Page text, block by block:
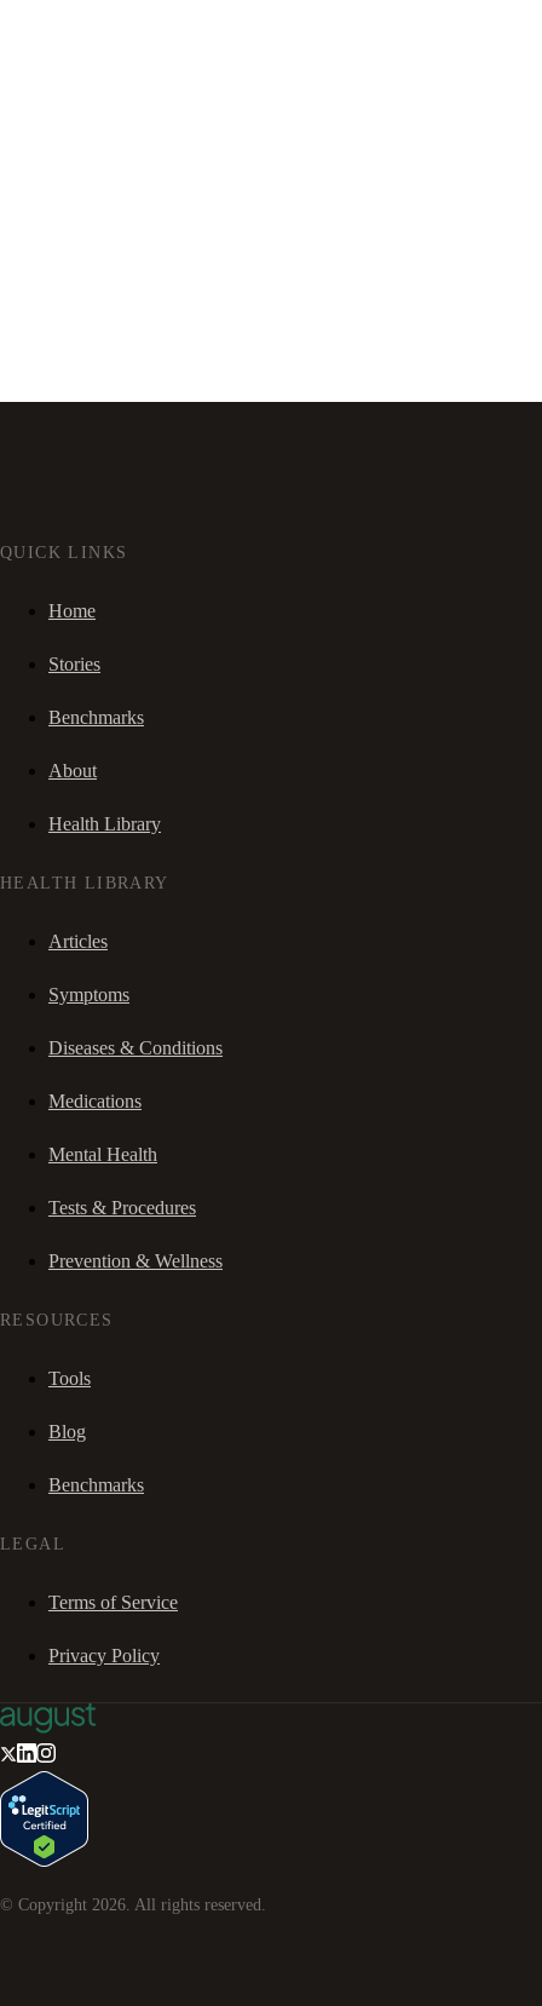
QUICK LINKS
Home
Stories
Benchmarks
About
Health Library
HEALTH LIBRARY
Articles
Symptoms
Diseases & Conditions
Medications
Mental Health
Tests & Procedures
Prevention & Wellness
RESOURCES
Tools
Blog
Benchmarks
LEGAL
Terms of Service
Privacy Policy
© Copyright 2026 . All rights reserved.